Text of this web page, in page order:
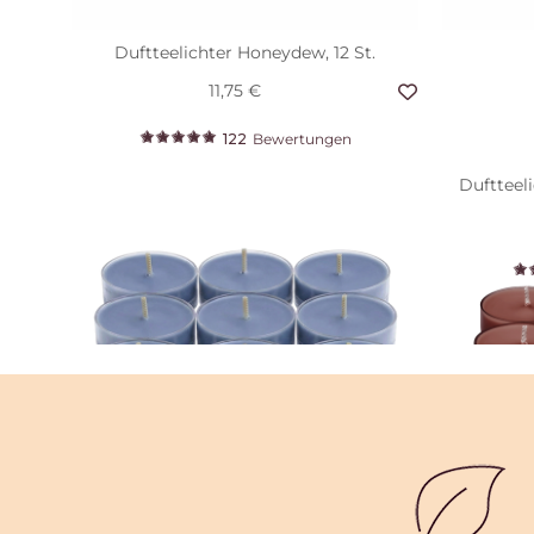
Duftteelichter Honeydew, 12 St.
11,75 €
122 Bewertungen
Duftteelichter Ocean Lavender, 12 St.